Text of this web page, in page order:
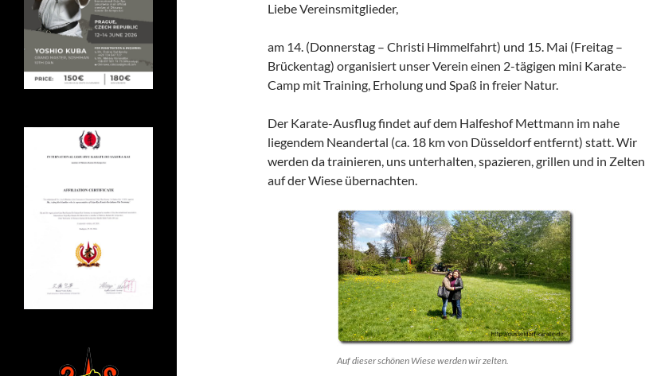
Liebe Vereinsmitglieder,
am 14. (Donnerstag – Christi Himmelfahrt) und 15. Mai (Freitag –
Brückentag) organisiert unser Verein einen 2-tägigen mini Karate-
Camp mit Training, Erholung und Spaß in freier Natur.
Der Karate-Ausflug findet auf dem Halfeshof Mettmann im nahe
liegendem Neandertal (ca. 18 km von Düsseldorf entfernt) statt. Wir
werden da trainieren, uns unterhalten, spazieren, grillen und in Zelten
auf der Wiese übernachten.
Auf dieser schönen Wiese werden wir zelten.